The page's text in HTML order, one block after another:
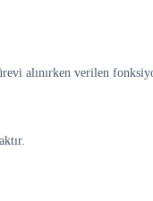
alınırken verilen